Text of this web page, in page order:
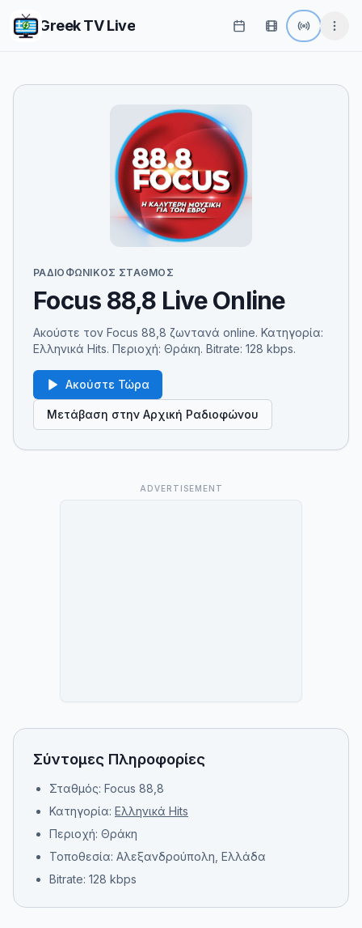
Greek TV Live
ΡΑΔΙΟΦΩΝΙΚΌΣ ΣΤΑΘΜΌΣ
Focus 88,8 Live Online
Ακούστε τον Focus 88,8 ζωντανά online. Κατηγορία:
Ελληνικά Hits. Περιοχή: Θράκη. Bitrate: 128 kbps.
Ακούστε Τώρα
Μετάβαση στην Αρχική Ραδιοφώνου
ADVERTISEMENT
Σύντομες Πληροφορίες
Σταθμός: Focus 88,8
Κατηγορία: Ελληνικά Hits
Περιοχή: Θράκη
Τοποθεσία: Αλεξανδρούπολη, Ελλάδα
Bitrate: 128 kbps